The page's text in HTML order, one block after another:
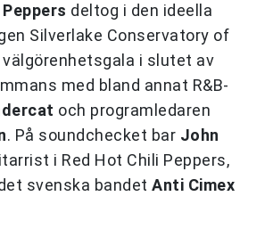
deltog i den ideella
Silverlake Conservatory of
i slutet av
med bland annat R&B-
och programledaren
. På soundchecket bar John
i Red Hot Chili Peppers,
svenska bandet Anti Cimex